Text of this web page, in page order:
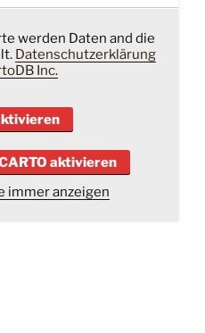
werden Daten and die
Datenschutzerklärung
Inc.
aktivieren
immer anzeigen